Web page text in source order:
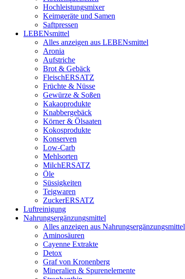
Hochleistungsmixer
Keimgeräte und Samen
Saftpressen
LEBENsmittel
Alles anzeigen aus LEBENsmittel
Aronia
Aufstriche
Brot & Gebäck
FleischERSATZ
Früchte & Nüsse
Gewürze & Soßen
Kakaoprodukte
Knabbergebäck
Körner & Ölsaaten
Kokosprodukte
Konserven
Low-Carb
Mehlsorten
MilchERSATZ
Öle
Süssigkeiten
Teigwaren
ZuckerERSATZ
Luftreinigung
Nahrungsergänzungsmittel
Alles anzeigen aus Nahrungsergänzungsmittel
Aminosäuren
Cayenne Extrakte
Detox
Graf von Kronenberg
Mineralien & Spurenelemente